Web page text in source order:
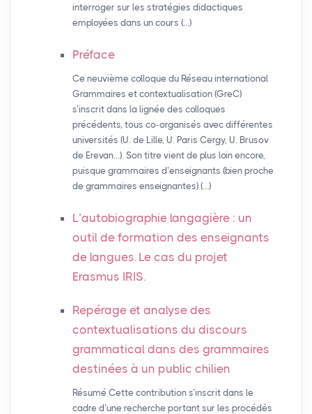
interroger sur les stratégies didactiques
employées dans un cours (…)
Préface
Ce neuvième colloque du Réseau international
Grammaires et contextualisation (GreC)
s’inscrit dans la lignée des colloques
précédents, tous co-organisés avec différentes
universités (U. de Lille, U. Paris Cergy, U. Brusov
de Erevan…). Son titre vient de plus loin encore,
puisque grammaires d’enseignants (bien proche
de grammaires enseignantes) (…)
L’autobiographie langagière : un
outil de formation des enseignants
de langues. Le cas du projet
Erasmus IRIS.
Repérage et analyse des
contextualisations du discours
grammatical dans des grammaires
destinées à un public chilien
Résumé Cette contribution s’inscrit dans le
cadre d’une recherche portant sur les procédés